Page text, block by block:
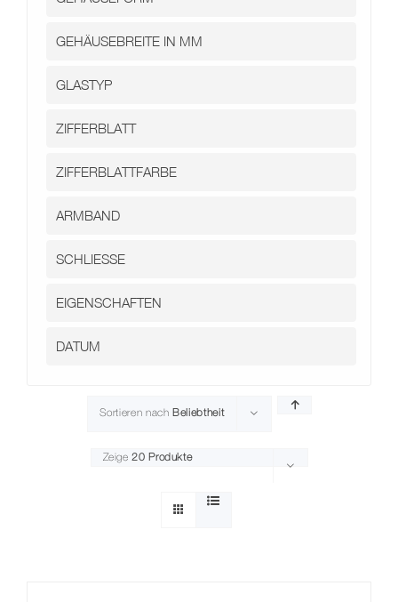
Kontakt
Sortieren nach Beliebtheit
Zeige20 Produkte